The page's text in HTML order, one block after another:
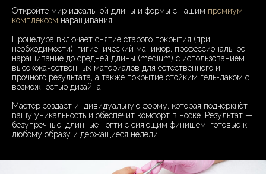
Откройте мир идеальной длины и формы с нашим премиум-
комплексом наращивания!
Процедура включает снятие старого покрытия (при
необходимости), гигиенический маникюр, профессиональное
наращивание до средней длины (medium) с использованием
высококачественных материалов для естественного и
прочного результата, а также покрытие стойким гель-лаком с
возможностью дизайна.
Мастер создаст индивидуальную форму, которая подчеркнёт
вашу уникальность и обеспечит комфорт в носке. Результат —
безупречные, длинные ногти с сияющим финишем, готовые к
любому образу и держащиеся недели.